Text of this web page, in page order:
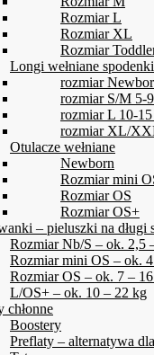
Rozmiar L
Rozmiar XL
Rozmiar
Longi wełniane spodenki
rozmiar
rozmiar S/M 5-
rozmiar L 10-
rozmiar XL/
Otulacze wełniane
Newborn
Rozmiar mini
Rozmiar OS
Rozmiar OS+
– pieluszki na długi
Rozmiar Nb/S – ok. 2,5
Rozmiar mini OS – ok.
Rozmiar OS – ok. 7 –
L/OS+ – ok. 10 – 22 kg
chłonne
Boostery
Preflaty – alternatywa